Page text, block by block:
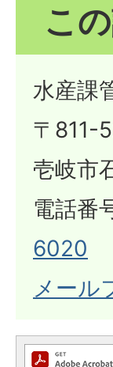
こ
水産課
〒811-
壱岐市
電話番
6020
メール